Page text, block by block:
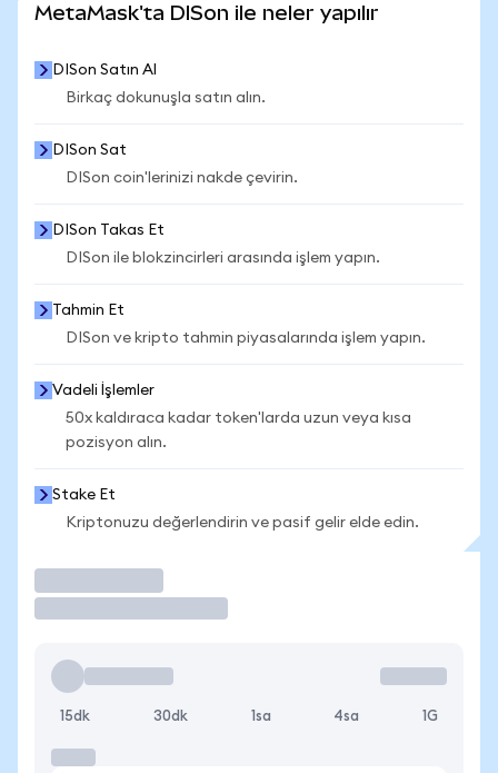
MetaMask'ta DISon ile neler yapılır
DISon Satın Al
Birkaç dokunuşla satın alın.
DISon Sat
DISon coin'lerinizi nakde çevirin.
DISon Takas Et
DISon ile blokzincirleri arasında işlem yapın.
Tahmin Et
DISon ve kripto tahmin piyasalarında işlem yapın.
Vadeli İşlemler
50x kaldıraca kadar token'larda uzun veya kısa
pozisyon alın.
Stake Et
Kriptonuzu değerlendirin ve pasif gelir elde edin.
15dk 30dk 1sa 4sa 1G